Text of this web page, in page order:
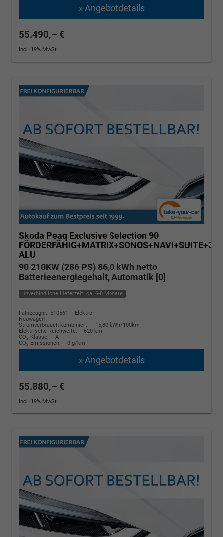
» Angebotdetails
55.490,– €
incl. 19% MwSt.
Skoda Peaq Exclusive Selection 90
ALU
90 210KW (286 PS) 86,0 kWh netto
Batterieenergiegehalt, Automatik [0]
unverbindliche Lieferzeit: ca. 6-8 Monate
Fahrzeugnr.: 510561
Elektro
Neuwagen
Stromverbrauch kombiniert:
15,80 kWh/100km
Elektrische Reichweite:
620 km
CO2-Klasse:
A
CO2-Emissionen: 0 g/km
» Angebotdetails
55.880,– €
incl. 19% MwSt.